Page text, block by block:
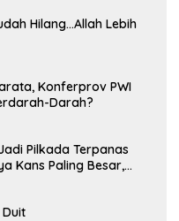
Hilang…Allah Lebih
Konferprov PWI
Darah?
Pilkada Terpanas
Kans Paling Besar,